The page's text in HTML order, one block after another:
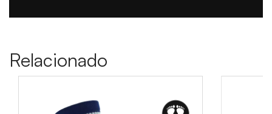
Relacionado